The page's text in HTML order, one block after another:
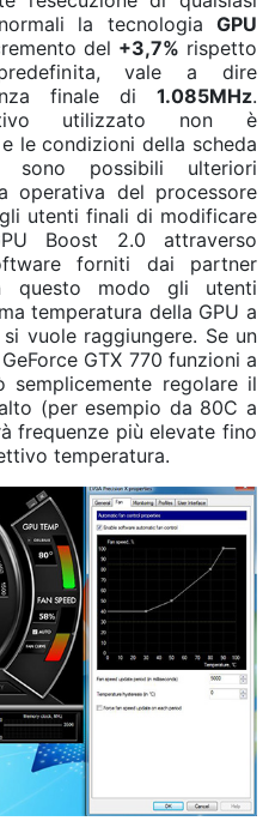
la tecnologia GPU
del +3,7% rispetto
vale a dire
finale di 1.085MHz.
utilizzato non è
le condizioni della scheda
sono possibili ulteriori
operativa del processore
utenti finali di modificare
Boost 2.0 attraverso
forniti dai partner
questo modo gli utenti
temperatura della GPU a
vuole raggiungere. Se un
GTX 770 funzioni a
semplicemente regolare il
(per esempio da 80C a
frequenze più elevate fino
temperatura.